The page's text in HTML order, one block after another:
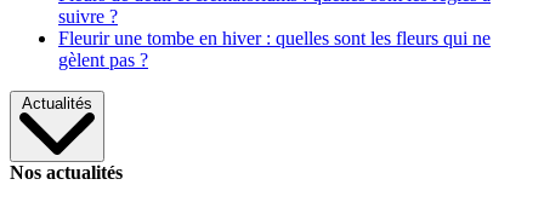
suivre ?
Fleurir une tombe en hiver : quelles sont les fleurs qui ne
gèlent pas ?
Actualités
Nos actualités